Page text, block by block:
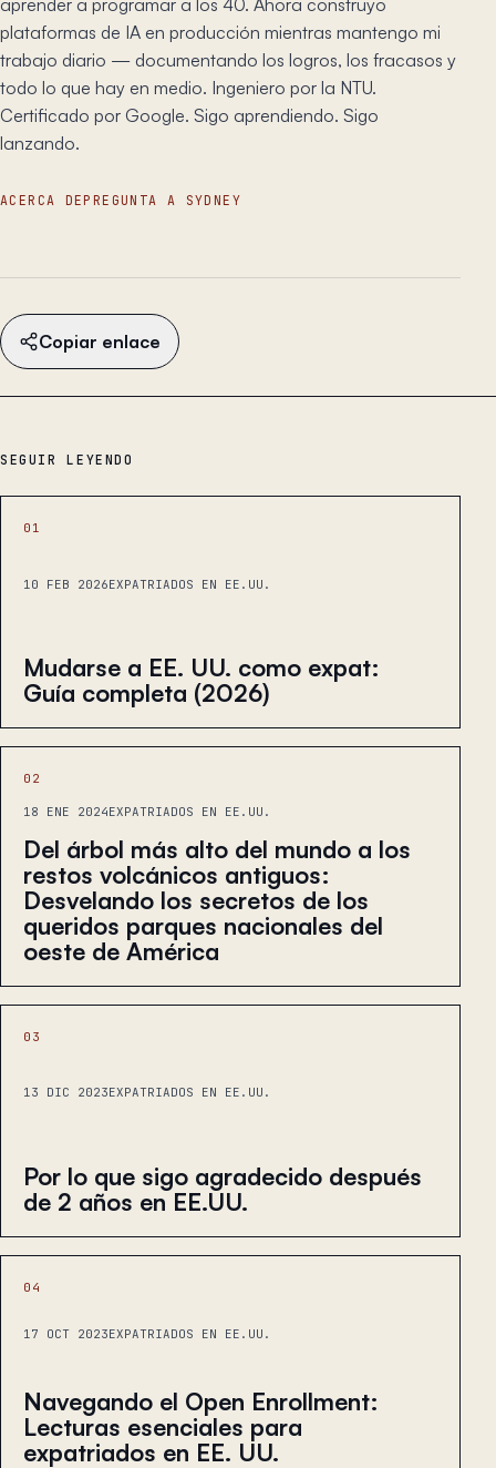
aprender a programar a los 40. Ahora construyo
plataformas de IA en producción mientras mantengo mi
trabajo diario — documentando los logros, los fracasos y
todo lo que hay en medio. Ingeniero por la NTU.
Certificado por Google. Sigo aprendiendo. Sigo
lanzando.
ACERCA DE PREGUNTA A SYDNEY
Copiar enlace
SEGUIR LEYENDO
01
10 FEB 2026EXPATRIADOS EN EE.UU.
Mudarse a EE. UU. como expat:
Guía completa (2026)
02
18 ENE 2024EXPATRIADOS EN EE.UU.
Del árbol más alto del mundo a los
restos volcánicos antiguos:
Desvelando los secretos de los
queridos parques nacionales del
oeste de América
03
13 DIC 2023EXPATRIADOS EN EE.UU.
Por lo que sigo agradecido después
de 2 años en EE.UU.
04
17 OCT 2023EXPATRIADOS EN EE.UU.
Navegando el Open Enrollment:
Lecturas esenciales para
expatriados en EE. UU.